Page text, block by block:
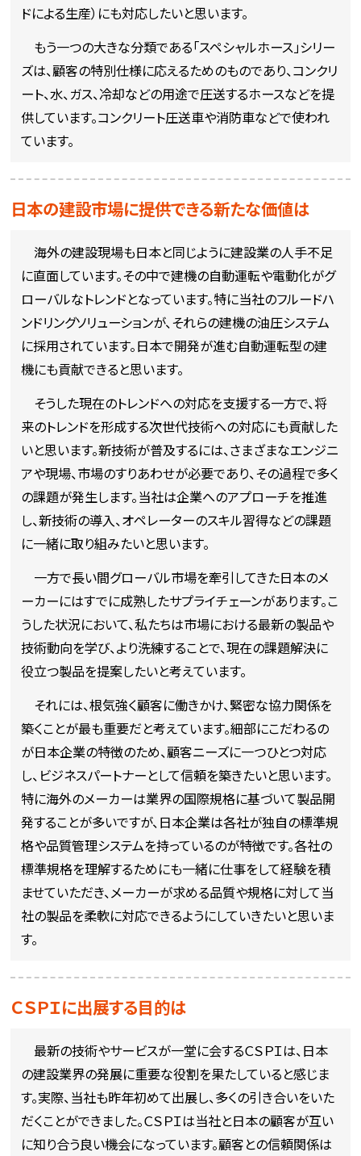
ドによる生産）にも対応したいと思います。
もう一つの大きな分類である「スペシャルホース」シリー
ズは、顧客の特別仕様に応えるためのものであり、コンクリ
ート、水、ガス、冷却などの用途で圧送するホースなどを提
供しています。コンクリート圧送車や消防車などで使われ
ています。
日本の建設市場に提供できる新たな価値は
海外の建設現場も日本と同じように建設業の人手不足
に直面しています。その中で建機の自動運転や電動化がグ
ローバルなトレンドとなっています。特に当社のフルードハ
ンドリングソリューションが、それらの建機の油圧システム
に採用されています。日本で開発が進む自動運転型の建
機にも貢献できると思います。
そうした現在のトレンドへの対応を支援する一方で、将
来のトレンドを形成する次世代技術への対応にも貢献した
いと思います。新技術が普及するには、さまざまなエンジニ
アや現場、市場のすりあわせが必要であり、その過程で多く
の課題が発生します。当社は企業へのアプローチを推進
し、新技術の導入、オペレーターのスキル習得などの課題
に一緒に取り組みたいと思います。
一方で長い間グローバル市場を牽引してきた日本のメ
ーカーにはすでに成熟したサプライチェーンがあります。こ
うした状況において、私たちは市場における最新の製品や
技術動向を学び、より洗練することで、現在の課題解決に
役立つ製品を提案したいと考えています。
それには、根気強く顧客に働きかけ、緊密な協力関係を
築くことが最も重要だと考えています。細部にこだわるの
が日本企業の特徴のため、顧客ニーズに一つひとつ対応
し、ビジネスパートナーとして信頼を築きたいと思います。
特に海外のメーカーは業界の国際規格に基づいて製品開
発することが多いですが、日本企業は各社が独自の標準規
格や品質管理システムを持っているのが特徴です。各社の
標準規格を理解するためにも一緒に仕事をして経験を積
ませていただき、メーカーが求める品質や規格に対して当
社の製品を柔軟に対応できるようにしていきたいと思いま
す。
ＣＳＰＩに出展する目的は
最新の技術やサービスが一堂に会するＣＳＰＩは、日本
の建設業界の発展に重要な役割を果たしていると感じま
す。実際、当社も昨年初めて出展し、多くの引き合いをいた
だくことができました。ＣＳＰＩは当社と日本の顧客が互い
に知り合う良い機会になっています。顧客との信頼関係は